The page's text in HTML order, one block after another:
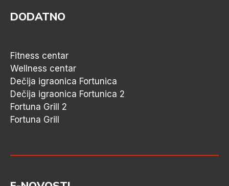
DODATNO
Fitness centar
Wellness centar
Dečija igraonica Fortunica
Dečija igraonica Fortunica 2
Fortuna Grill 2
Fortuna Grill